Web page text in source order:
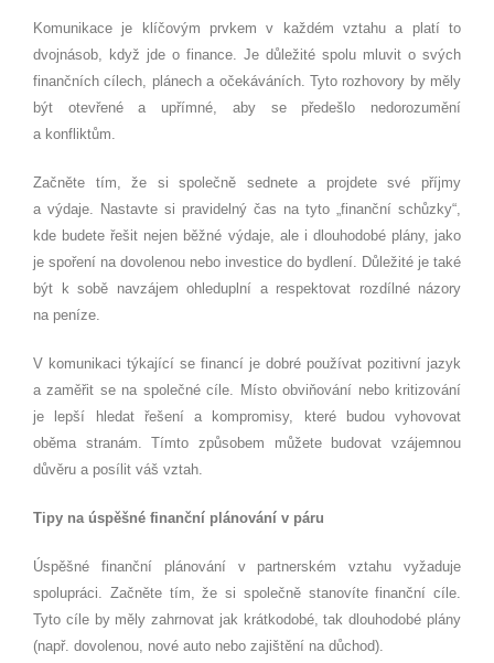
Komunikace je klíčovým prvkem v každém vztahu a platí to
dvojnásob, když jde o finance. Je důležité spolu mluvit o svých
finančních cílech, plánech a očekáváních. Tyto rozhovory by měly
být otevřené a upřímné, aby se předešlo nedorozumění
a konfliktům.
Začněte tím, že si společně sednete a projdete své příjmy
a výdaje. Nastavte si pravidelný čas na tyto „finanční schůzky“,
kde budete řešit nejen běžné výdaje, ale i dlouhodobé plány, jako
je spoření na dovolenou nebo investice do bydlení. Důležité je také
být k sobě navzájem ohleduplní a respektovat rozdílné názory
na peníze.
V komunikaci týkající se financí je dobré používat pozitivní jazyk
a zaměřit se na společné cíle. Místo obviňování nebo kritizování
je lepší hledat řešení a kompromisy, které budou vyhovovat
oběma stranám. Tímto způsobem můžete budovat vzájemnou
důvěru a posílit váš vztah.
Tipy na úspěšné finanční plánování v páru
Úspěšné finanční plánování v partnerském vztahu vyžaduje
spolupráci. Začněte tím, že si společně stanovíte finanční cíle.
Tyto cíle by měly zahrnovat jak krátkodobé, tak dlouhodobé plány
(např. dovolenou, nové auto nebo zajištění na důchod).